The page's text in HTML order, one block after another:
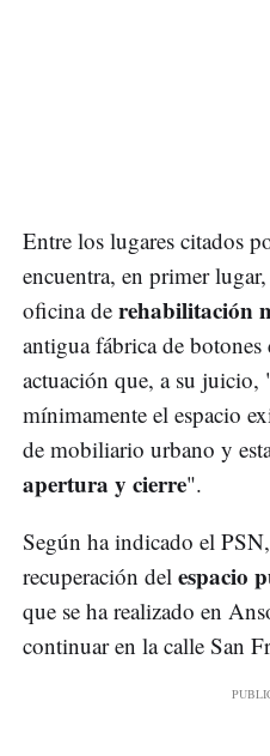
Entre los lugares citados
encuentra, en primer
oficina de rehabilitación
antigua fábrica de
actuación que, a su juicio,
mínimamente el espacio
de mobiliario urbano y
apertura y cierre".
Según ha indicado el
recuperación del espacio
que se ha realizado en
continuar en la calle San